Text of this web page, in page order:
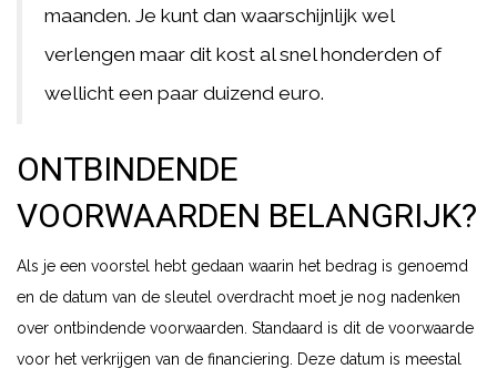
maanden. Je kunt dan waarschijnlijk wel
verlengen maar dit kost al snel honderden of
wellicht een paar duizend euro.
ONTBINDENDE
VOORWAARDEN BELANGRIJK?
Als je een voorstel hebt gedaan waarin het bedrag is genoemd
en de datum van de sleutel overdracht moet je nog nadenken
over ontbindende voorwaarden. Standaard is dit de voorwaarde
voor het verkrijgen van de financiering. Deze datum is meestal